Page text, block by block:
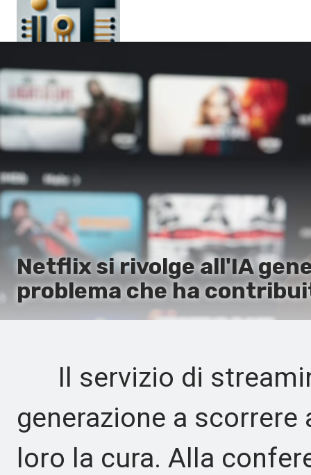
En
Es
Ru
Netflix si rivolge all'IA
problema che ha
Il servizio di
generazione a
loro la cura. Alla